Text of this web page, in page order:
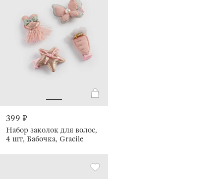
399 ₽
Набор заколок для волос,
4 шт, Бабочка, Gracile